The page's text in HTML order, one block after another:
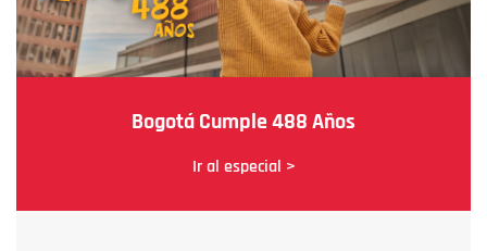
Bogotá Cumple 488 Años
Ir al especial >